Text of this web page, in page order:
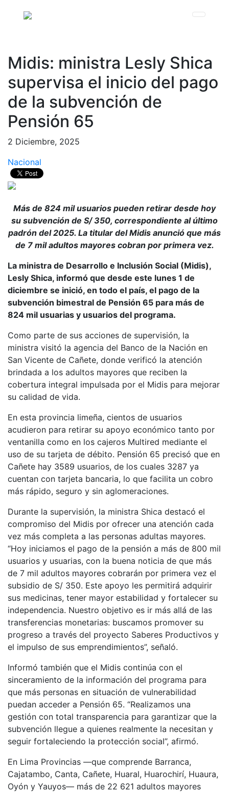
Midis: ministra Lesly Shica
supervisa el inicio del pago
de la subvención de
Pensión 65
2 Diciembre, 2025
Nacional
Más de 824 mil usuarios pueden retirar desde hoy
su subvención de S/ 350, correspondiente al último
padrón del 2025. La titular del Midis anunció que más
de 7 mil adultos mayores cobran por primera vez.
La ministra de Desarrollo e Inclusión Social (Midis),
Lesly Shica, informó que desde este lunes 1 de
diciembre se inició, en todo el país, el pago de la
subvención bimestral de Pensión 65 para más de
824 mil usuarias y usuarios del programa.
Como parte de sus acciones de supervisión, la
ministra visitó la agencia del Banco de la Nación en
San Vicente de Cañete, donde verificó la atención
brindada a los adultos mayores que reciben la
cobertura integral impulsada por el Midis para mejorar
su calidad de vida.
En esta provincia limeña, cientos de usuarios
acudieron para retirar su apoyo económico tanto por
ventanilla como en los cajeros Multired mediante el
uso de su tarjeta de débito. Pensión 65 precisó que en
Cañete hay 3589 usuarios, de los cuales 3287 ya
cuentan con tarjeta bancaria, lo que facilita un cobro
más rápido, seguro y sin aglomeraciones.
Durante la supervisión, la ministra Shica destacó el
compromiso del Midis por ofrecer una atención cada
vez más completa a las personas adultas mayores.
“Hoy iniciamos el pago de la pensión a más de 800 mil
usuarios y usuarias, con la buena noticia de que más
de 7 mil adultos mayores cobrarán por primera vez el
subsidio de S/ 350. Este apoyo les permitirá adquirir
sus medicinas, tener mayor estabilidad y fortalecer su
independencia. Nuestro objetivo es ir más allá de las
transferencias monetarias: buscamos promover su
progreso a través del proyecto Saberes Productivos y
el impulso de sus emprendimientos”, señaló.
Informó también que el Midis continúa con el
sinceramiento de la información del programa para
que más personas en situación de vulnerabilidad
puedan acceder a Pensión 65. “Realizamos una
gestión con total transparencia para garantizar que la
subvención llegue a quienes realmente la necesitan y
seguir fortaleciendo la protección social”, afirmó.
En Lima Provincias —que comprende Barranca,
Cajatambo, Canta, Cañete, Huaral, Huarochirí, Huaura,
Oyón y Yauyos— más de 22 621 adultos mayores